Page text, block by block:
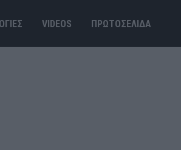
VIDEOS ΠΡΩΤΟΣΕΛΙΔΑ